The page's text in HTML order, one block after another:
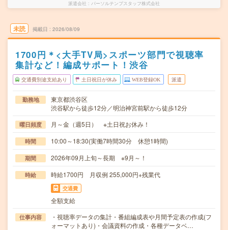
派遣会社 パーソルテンプスタッフ株式会社
未読 掲載日 2026/08/09
1700円＊<大手TV局>スポーツ部門で視聴率
集計など！編成サポート！渋谷
交通費別途支給あり 土日祝日が休み WEB登録OK 派遣
勤務地
東京都渋谷区
渋谷駅から徒歩12分／明治神宮前駅から徒歩12分
曜日頻度 月～金（週5日） ※土日祝お休み！
時間 10:00～18:30(実働7時間30分 休憩1時間)
期間 2026年09月上旬～長期 ※9月～！
時給 時給1700円 月収例 255,000円+残業代
交通費
全額支給
仕事内容
・視聴率データの集計・番組編成表や月間予定表の作成(フ
ォーマットあり)・会議資料の作成・各種データベ…